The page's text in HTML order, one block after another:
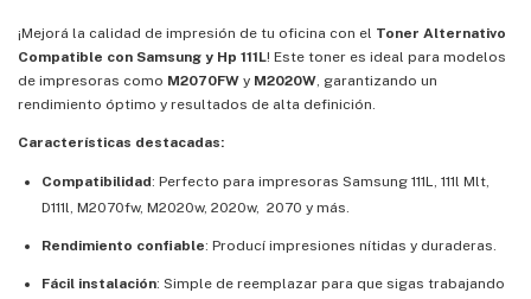
¡Mejorá la calidad de impresión de tu oficina con el Toner Alternativo
Compatible con Samsung y Hp 111L! Este toner es ideal para modelos
de impresoras como M2070FW y M2020W, garantizando un
rendimiento óptimo y resultados de alta definición.
Características destacadas:
Compatibilidad: Perfecto para impresoras Samsung 111L, 111l Mlt,
D111l, M2070fw, M2020w, 2020w, 2070 y más.
Rendimiento confiable: Producí impresiones nítidas y duraderas.
Fácil instalación: Simple de reemplazar para que sigas trabajando